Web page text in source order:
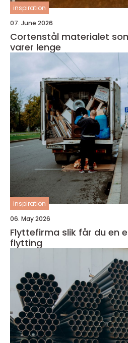
inspiration
07. June 2026
Cortenstål materialet som ruster vakkert og
varer lenge
inspiration
06. May 2026
Flyttefirma slik får du en enklere og tryggere
flytting